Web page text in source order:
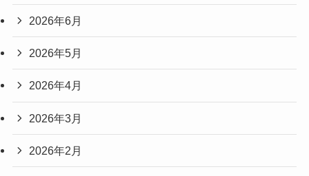
2026年6月
2026年5月
2026年4月
2026年3月
2026年2月